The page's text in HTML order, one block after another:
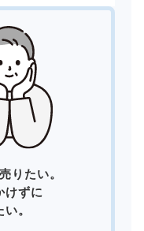
りたい。
けずに
。